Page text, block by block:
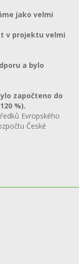
jako velmi
v projektu velmi
a bylo
započteno do
%).
Evropského
České